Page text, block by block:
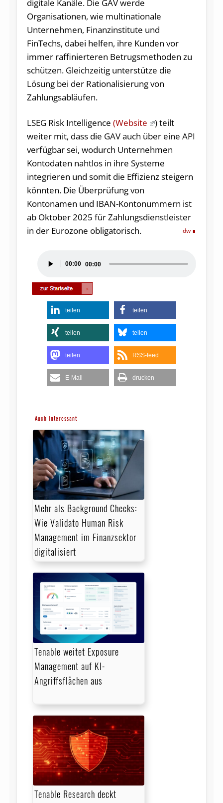
digitale Kanäle. Die GAV werde
Organisationen, wie multinationale
Unternehmen, Finanzinstitute und
FinTechs, dabei helfen, ihre Kunden vor
immer raffinierteren Betrugsmethoden zu
schützen. Gleichzeitig unterstütze die
Lösung bei der Rationalisierung von
Zahlungsabläufen.
LSEG Risk Intelligence (Website
) teilt
weiter mit, dass die GAV auch über eine API
verfügbar sei, wodurch Unternehmen
Kontodaten nahtlos in ihre Systeme
integrieren und somit die Effizienz steigern
könnten. Die Überprüfung von
Kontonamen und IBAN-Kontonummern ist
ab Oktober 2025 für Zahlungsdienstleister
in der Eurozone obligatorisch.
dw
Player
00:00 00:00
teilen teilen
teilen teilen
teilen RSS-feed
E-Mail drucken
Auch interessant
Mehr als Background Checks:
Wie Validato Human Risk
Management im Finanzsektor
digitalisiert
Tenable weitet Exposure
Management auf KI-
Angriffsflächen aus
Tenable Research deckt